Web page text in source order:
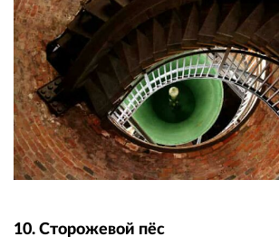
10. Сторожевой пёс